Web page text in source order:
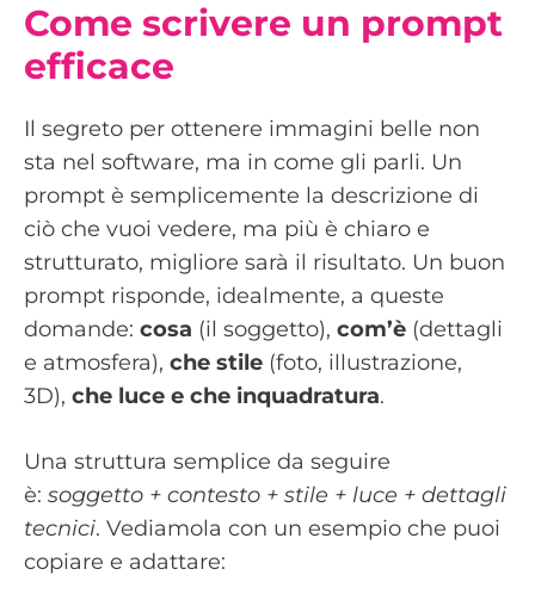
Come scrivere un prompt
efficace
Il segreto per ottenere immagini belle non
sta nel software, ma in come gli parli. Un
prompt è semplicemente la descrizione di
ciò che vuoi vedere, ma più è chiaro e
strutturato, migliore sarà il risultato. Un buon
prompt risponde, idealmente, a queste
domande: cosa (il soggetto), com’è (dettagli
e atmosfera), che stile (foto, illustrazione,
3D), che luce e che inquadratura.
Una struttura semplice da seguire
è: soggetto + contesto + stile + luce + dettagli
tecnici. Vediamola con un esempio che puoi
copiare e adattare: